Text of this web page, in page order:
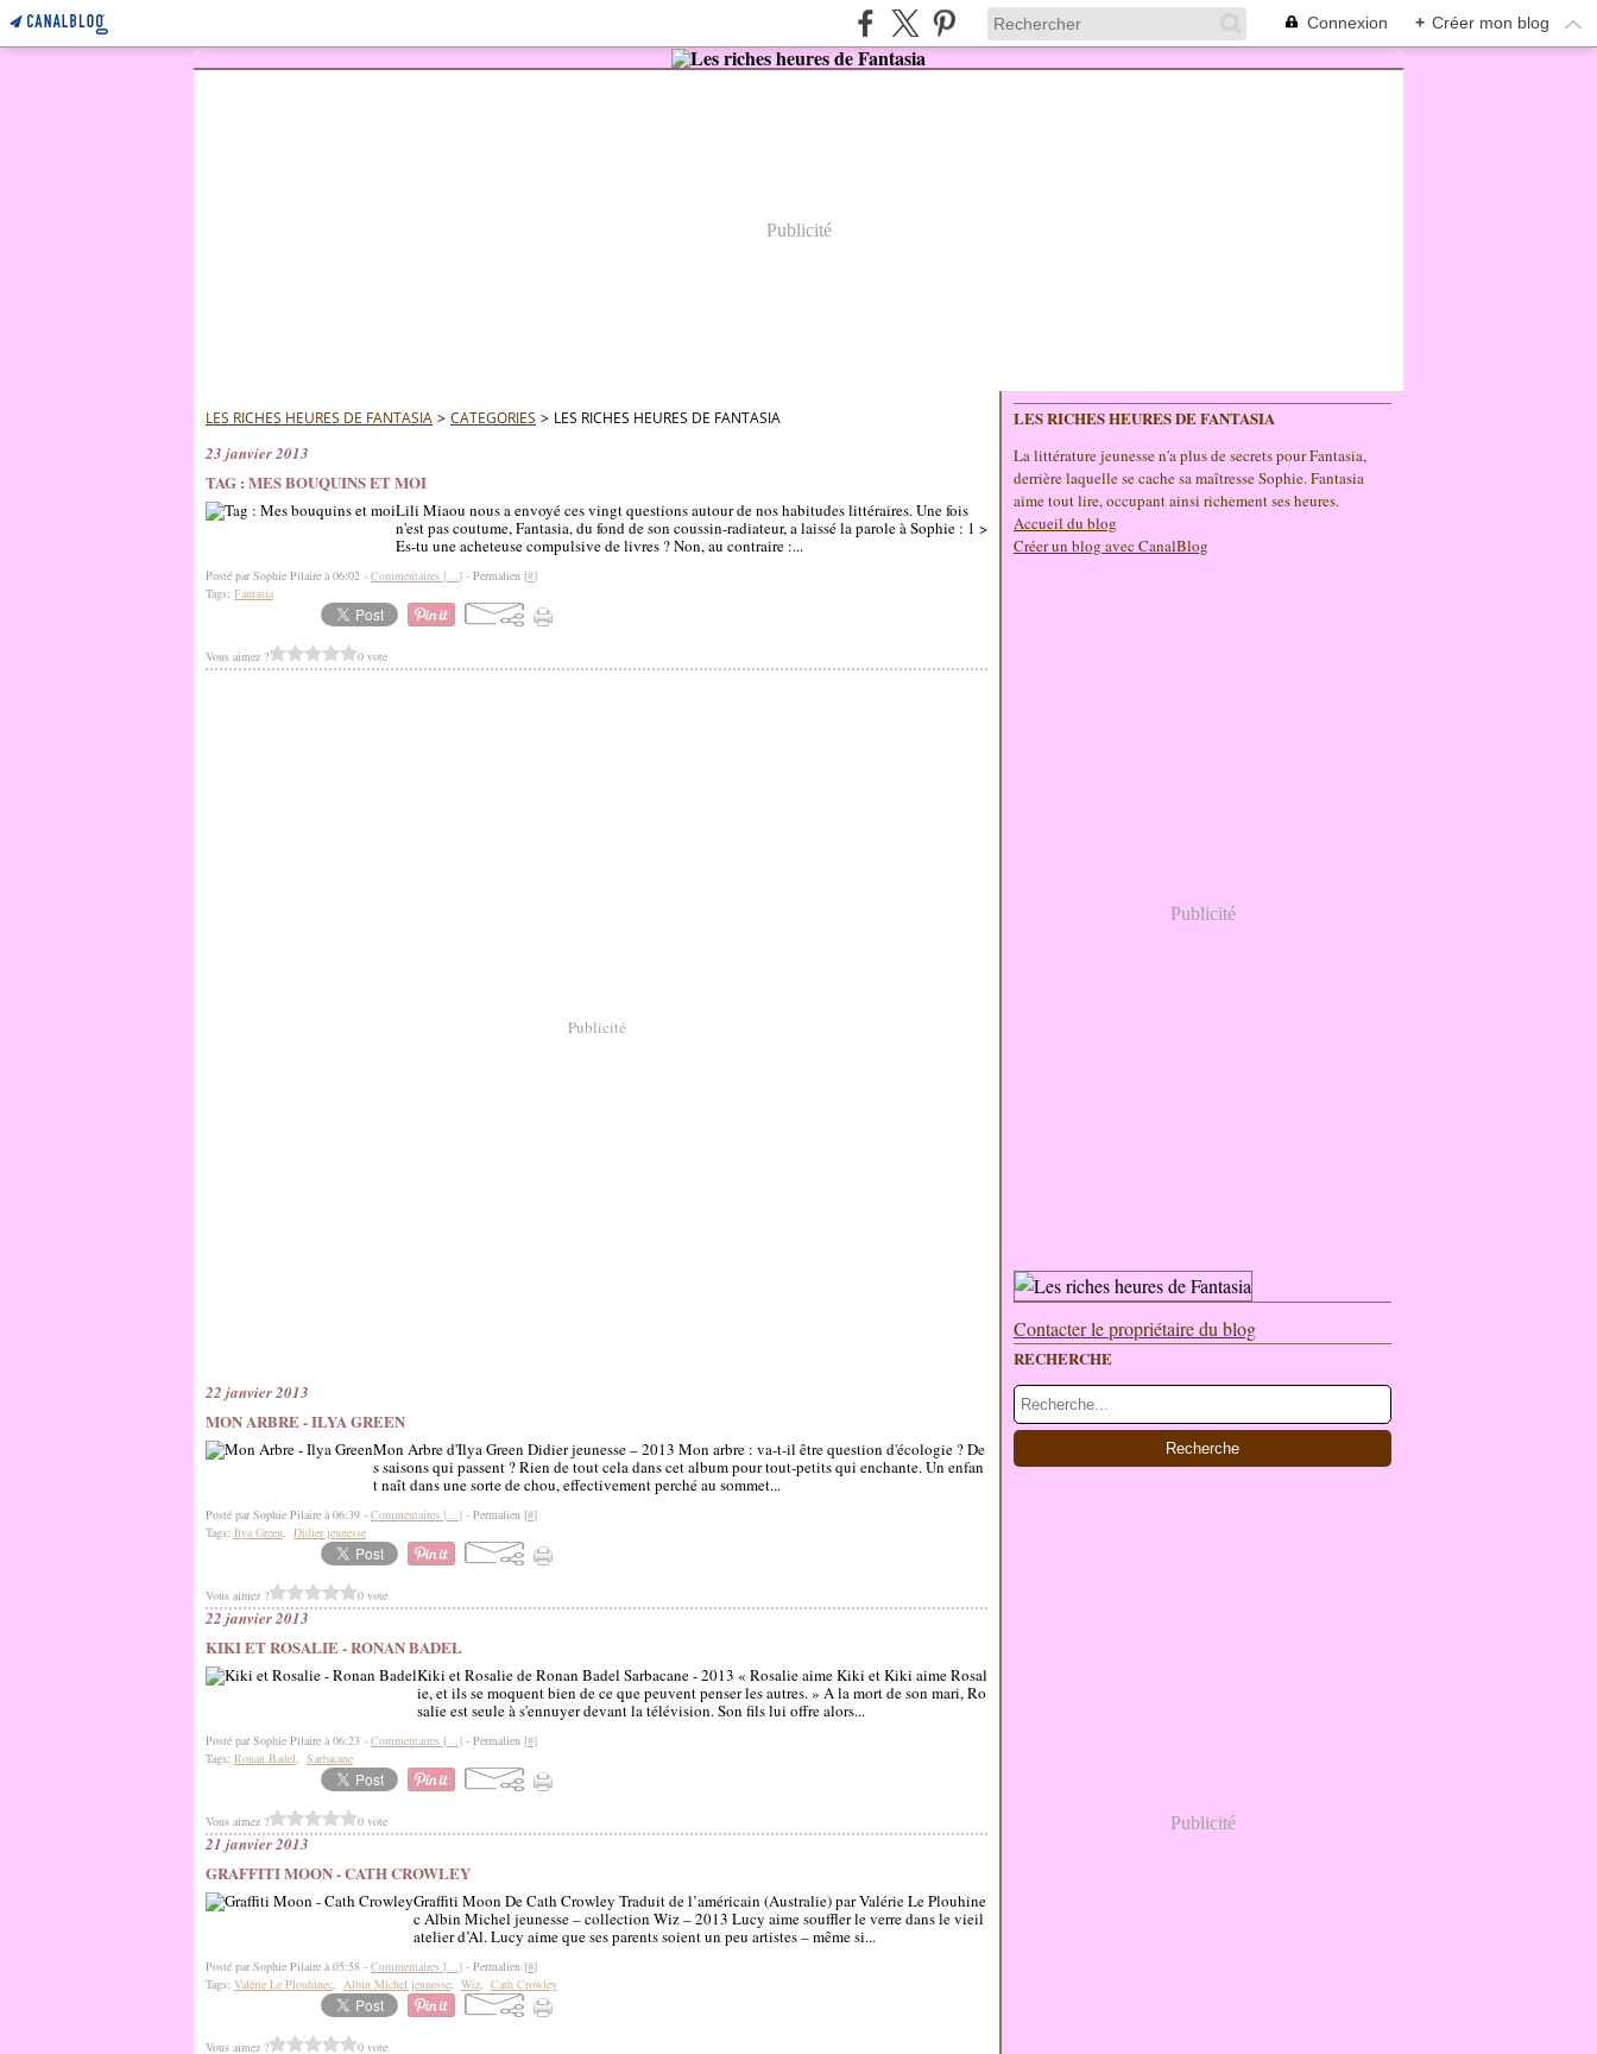
Connexion + Créer mon blog
Publicité
LES RICHES HEURES DE FANTASIA > CATEGORIES > LES RICHES HEURES DE FANTASIA
23 janvier 2013
TAG : MES BOUQUINS ET MOI
Lili Miaou nous a envoyé ces vingt questions autour de nos habitudes littéraires. Une fois
n'est pas coutume, Fantasia, du fond de son coussin-radiateur, a laissé la parole à Sophie : 1 >
Es-tu une acheteuse compulsive de livres ? Non, au contraire :...
Posté par Sophie Pilaire à 06:02 - Commentaires […] - Permalien [#]
Tags: Fantasia
Vous aimez ? 0 vote
Publicité
22 janvier 2013
MON ARBRE - ILYA GREEN
Mon Arbre d'Ilya Green Didier jeunesse – 2013 Mon arbre : va-t-il être question d'écologie ? De
s saisons qui passent ? Rien de tout cela dans cet album pour tout-petits qui enchante. Un enfan
t naît dans une sorte de chou, effectivement perché au sommet...
Posté par Sophie Pilaire à 06:39 - Commentaires […] - Permalien [#]
Tags: Ilya Green, Didier jeunesse
Vous aimez ? 0 vote
22 janvier 2013
KIKI ET ROSALIE - RONAN BADEL
Kiki et Rosalie de Ronan Badel Sarbacane - 2013 « Rosalie aime Kiki et Kiki aime Rosal
ie, et ils se moquent bien de ce que peuvent penser les autres. » A la mort de son mari, Ro
salie est seule à s'ennuyer devant la télévision. Son fils lui offre alors...
Posté par Sophie Pilaire à 06:23 - Commentaires […] - Permalien [#]
Tags: Ronan Badel, Sarbacane
Vous aimez ? 0 vote
21 janvier 2013
GRAFFITI MOON - CATH CROWLEY
Graffiti Moon De Cath Crowley Traduit de l’américain (Australie) par Valérie Le Plouhine
c Albin Michel jeunesse – collection Wiz – 2013 Lucy aime souffler le verre dans le vieil
atelier d’Al. Lucy aime que ses parents soient un peu artistes – même si...
Posté par Sophie Pilaire à 05:58 - Commentaires […] - Permalien [#]
Tags: Valérie Le Plouhinec, Albin Michel jeunesse, Wiz, Cath Crowley
Vous aimez ? 0 vote
LES RICHES HEURES DE FANTASIA
La littérature jeunesse n'a plus de secrets pour Fantasia,
derrière laquelle se cache sa maîtresse Sophie. Fantasia
aime tout lire, occupant ainsi richement ses heures.
Accueil du blog
Créer un blog avec CanalBlog
Publicité
Contacter le propriétaire du blog
RECHERCHE
Publicité